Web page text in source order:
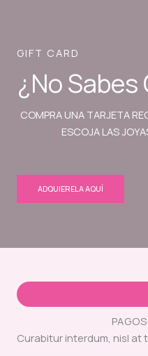
GIFT CARD
¿No Sabes
COMPRA UNA TARJETA
ESCOJA LAS
ADQUIERELA AQUÍ
Curabitur interdum, nisl at